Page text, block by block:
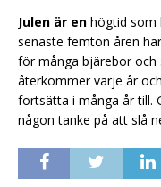
Julen är en högtid som
senaste femton åren
för många bjärebor och
återkommer varje år
fortsätta i många år till.
någon tanke på att slå